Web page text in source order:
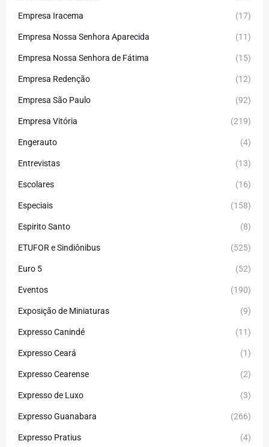
Empresa Iracema (17)
Empresa Nossa Senhora Aparecida (11)
Empresa Nossa Senhora de Fátima (15)
Empresa Redenção (12)
Empresa São Paulo (92)
Empresa Vitória (219)
Engerauto (4)
Entrevistas (13)
Escolares (16)
Especiais (158)
Espirito Santo (8)
ETUFOR e Sindiônibus (525)
Euro 5 (52)
Eventos (190)
Exposição de Miniaturas (9)
Expresso Canindé (11)
Expresso Ceará (1)
Expresso Cearense (2)
Expresso de Luxo (3)
Expresso Guanabara (266)
Expresso Pratius (4)